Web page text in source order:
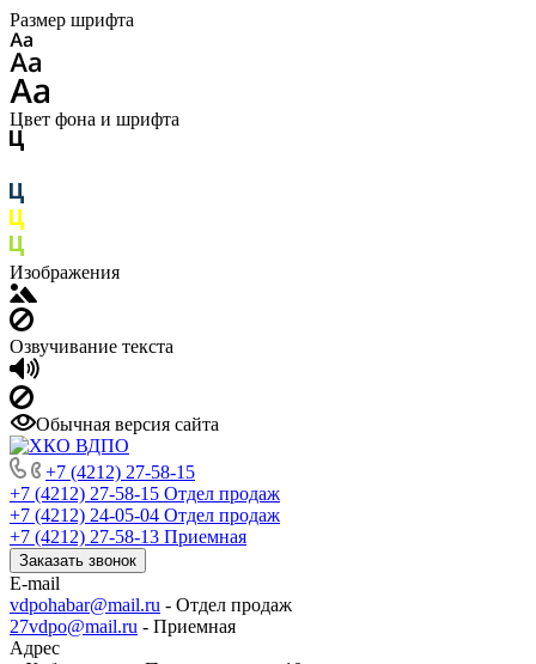
Размер шрифта
Цвет фона и шрифта
Изображения
Озвучивание текста
Обычная версия сайта
+7 (4212) 27-58-15
+7 (4212) 27-58-15 Отдел продаж
+7 (4212) 24-05-04 Отдел продаж
+7 (4212) 27-58-13 Приемная
Заказать звонок
E-mail
vdpohabar@mail.ru - Отдел продаж
27vdpo@mail.ru - Приемная
Адрес